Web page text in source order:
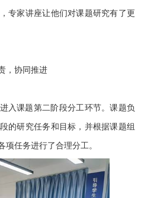
专家讲座让他们对课题研究有了更
，协同推进
入课题第二阶段分工环节。课题负
的研究任务和目标，并根据课题组
项任务进行了合理分工。